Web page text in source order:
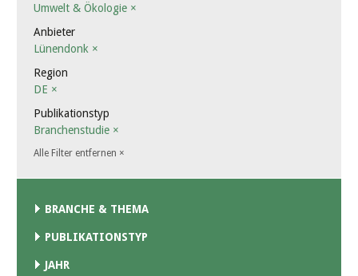
Umwelt & Ökologie ×
Anbieter
Lünendonk ×
Region
DE ×
Publikationstyp
Branchenstudie ×
Alle Filter entfernen ×
BRANCHE & THEMA
PUBLIKATIONSTYP
JAHR